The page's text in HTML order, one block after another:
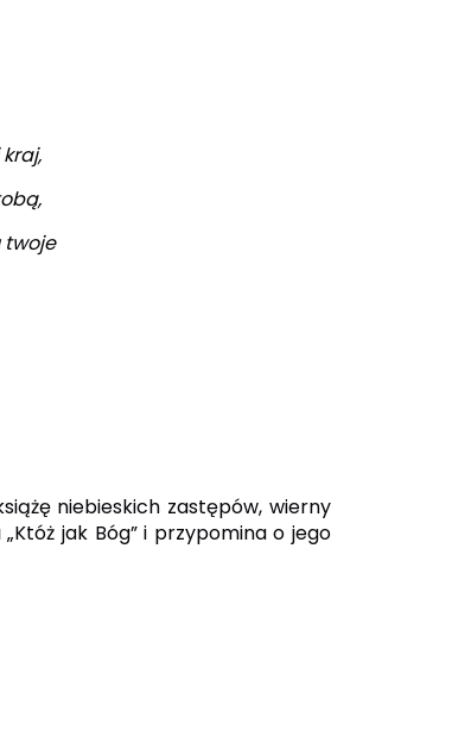
twoje
niebieskich zastępów, wierny
jak Bóg” i przypomina o jego